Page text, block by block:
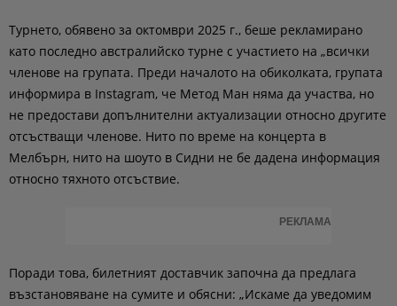
Турнето, обявено за октомври 2025 г., беше рекламирано
като последно австралийско турне с участието на „всички
членове на групата. Преди началото на обиколката, групата
информира в Instagram, че Метод Ман няма да участва, но
не предостави допълнителни актуализации относно другите
отсъстващи членове. Нито по време на концерта в
Мелбърн, нито на шоуто в Сидни не бе дадена информация
относно тяхното отсъствие.
РЕКЛАМА
Поради това, билетният доставчик започна да предлага
възстановяване на сумите и обясни: „Искаме да уведомим